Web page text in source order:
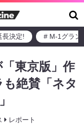
長決定! # M-1グラン
東京版」作
絶賛「ネタ
レポート